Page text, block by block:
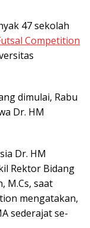
47 sekolah
Competition
dimulai, Rabu
Dr. HM
Dr. HM
Rektor Bidang
M.Cs, saat
mengatakan,
sederajat se-